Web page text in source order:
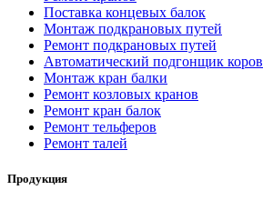
Поставка концевых балок
Монтаж подкрановых путей
Ремонт подкрановых путей
Автоматический подгонщик коров
Монтаж кран балки
Ремонт козловых кранов
Ремонт кран балок
Ремонт тельферов
Ремонт талей
Продукция